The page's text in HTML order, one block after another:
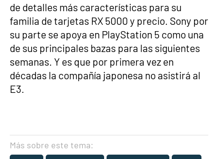
de detalles más características para su
familia de tarjetas RX 5000 y precio. Sony por
su parte se apoya en PlayStation 5 como una
de sus principales bazas para las siguientes
semanas. Y es que por primera vez en
décadas la compañía japonesa no asistirá al
E3.
Más sobre este tema: